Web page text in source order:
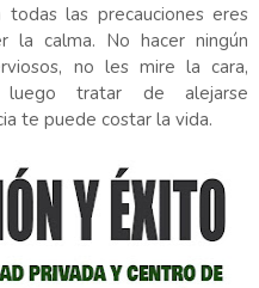
las precauciones eres
la calma. No hacer ningún
no les mire la cara,
tratar de alejarse
te puede costar la vida.